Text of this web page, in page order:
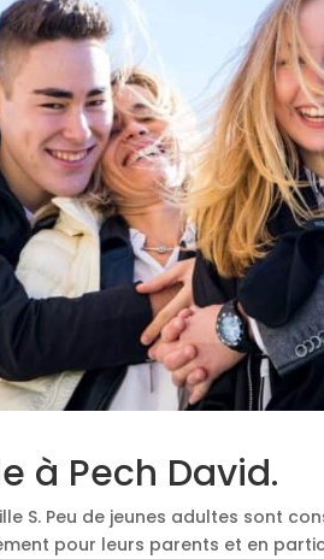
à Pech David.
S. Peu de jeunes adultes sont
pour leurs parents et en